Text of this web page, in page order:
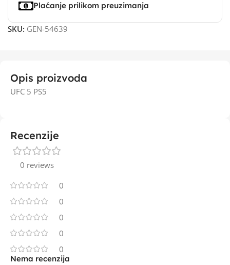
Plaćanje prilikom preuzimanja
SKU: GEN-54639
Opis proizvoda
UFC 5 PS5
Recenzije
0 reviews
0
0
0
0
0
Nema recenzija